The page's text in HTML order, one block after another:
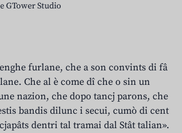
GTower Studio
furlane, che a son convints di fâ
Che al è come dî che o sin un
nazion, che dopo tancj parons, che
bandis dilunc i secui, cumò di cent
dentri tal tramai dal Stât talian».